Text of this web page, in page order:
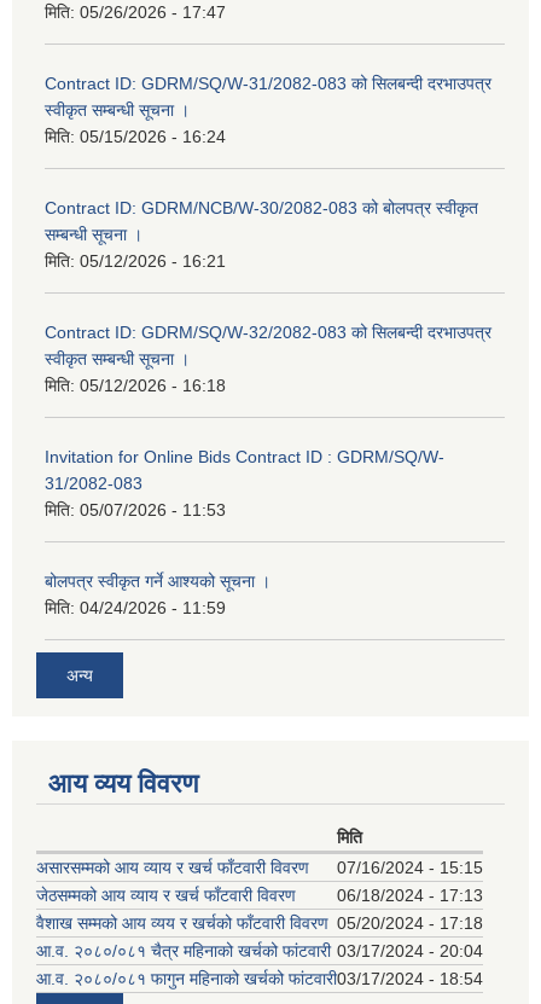
मिति: 05/26/2026 - 17:47
Contract ID: GDRM/SQ/W-31/2082-083 को सिलबन्दी दरभाउपत्र
स्वीकृत सम्बन्धी सूचना ।
मिति: 05/15/2026 - 16:24
Contract ID: GDRM/NCB/W-30/2082-083 को बोलपत्र स्वीकृत
सम्बन्धी सूचना ।
मिति: 05/12/2026 - 16:21
Contract ID: GDRM/SQ/W-32/2082-083 को सिलबन्दी दरभाउपत्र
स्वीकृत सम्बन्धी सूचना ।
मिति: 05/12/2026 - 16:18
Invitation for Online Bids Contract ID : GDRM/SQ/W-
31/2082-083
मिति: 05/07/2026 - 11:53
बोलपत्र स्वीकृत गर्ने आश्यको सूचना ।
मिति: 04/24/2026 - 11:59
अन्य
आय व्यय विवरण
मिति
असारसम्मको आय व्याय र खर्च फाँटवारी विवरण
07/16/2024 - 15:15
जेठसम्मको आय व्याय र खर्च फाँटवारी विवरण
06/18/2024 - 17:13
वैशाख सम्मको आय व्यय र खर्चको फाँटवारी विवरण 05/20/2024 - 17:18
आ.व. २०८०/०८१ चैत्र महिनाको खर्चको फांटवारी 03/17/2024 - 20:04
आ.व. २०८०/०८१ फागुन महिनाको खर्चको फांटवारी03/17/2024 - 18:54